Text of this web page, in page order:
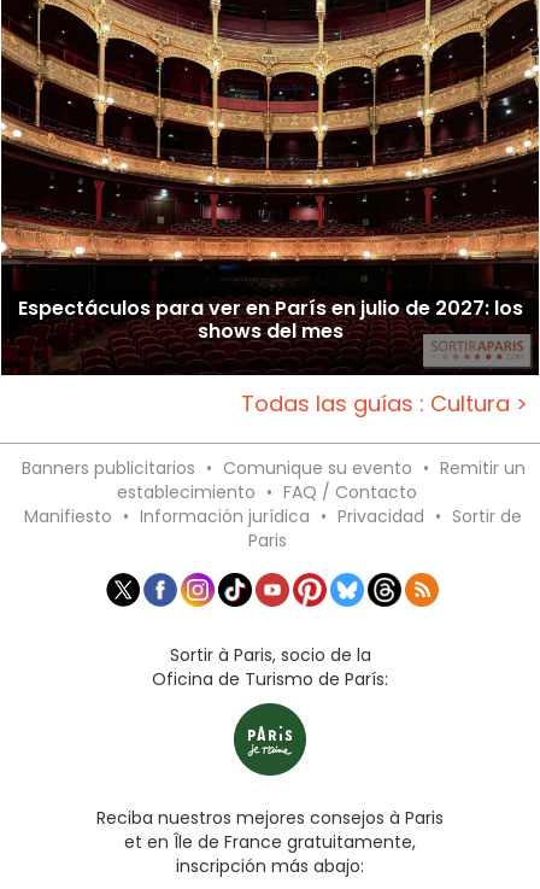
Espectáculos para ver en París en julio de 2027: los
shows del mes
Todas las guías : Cultura >
Banners publicitarios • Comunique su evento • Remitir un
establecimiento • FAQ / Contacto
Manifiesto • Información jurídica • Privacidad • Sortir de
Paris
Sortir à Paris, socio de la
Oficina de Turismo de París:
Reciba nuestros mejores consejos à Paris
et en Île de France gratuitamente,
inscripción más abajo: